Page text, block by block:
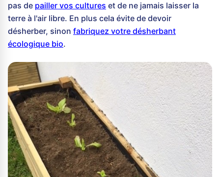
pas de pailler vos cultures et de ne jamais laisser la
terre à l'air libre. En plus cela évite de devoir
désherber, sinon fabriquez votre désherbant
écologique bio.